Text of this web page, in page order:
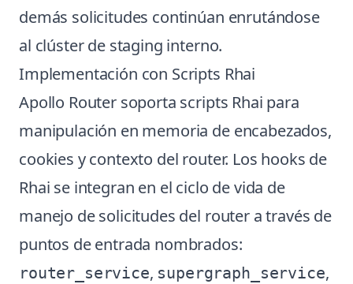
demás solicitudes continúan enrutándose
al clúster de staging interno.
Implementación con Scripts Rhai
Apollo Router soporta scripts Rhai para
manipulación en memoria de encabezados,
cookies y contexto del router. Los hooks de
Rhai se integran en el ciclo de vida de
manejo de solicitudes del router a través de
puntos de entrada nombrados:
router_service, supergraph_service,